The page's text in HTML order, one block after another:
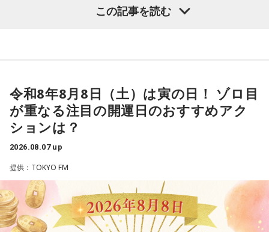
ところが、何かふと不安になっちゃったりするでしょう。
気な「キャー！」というのも、元気なときには「もう！」と
いうくらいで済むけれど、頭が痛いときはキツイもんね。そ
ういうことなんですよね。
自分の体力、コンディション。「元気」の「気」は中がお米
（氣）だから、しっかり食べて、元気をつけていってくださ
い。それも、仕事のうちです。
限界が気になったあなた。本音をギリギリまで溜め込んでい
してみましょう。
2．こんなに必要なのか……我慢しすぎ度45％
しれません。しかし、あなたの考えには、ちゃんと意味があ
ります。肩の力を抜いて、まずは思ったことを口にする練習
から。
います。
その景色を眺めていると、あなたはふとあることが気になり
ました。
さて、あなたが気になったのはどんなことですか？
次の中から近いものを1つ選んでください。
1． 水がこぼれてしまうことはないのか
2． こんなに水は必要なのか
この記事を読む
令和8年8月8日（土）は寅の日！ ゾロ目
が重なる注目の開運日のおすすめアク
ションは？
2026.08.07 up
提供：TOKYO FM